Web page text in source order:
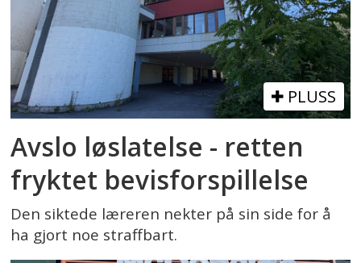
PLUSS
Avslo løslatelse - retten
fryktet bevisforspillelse
Den siktede læreren nekter på sin side for å
ha gjort noe straffbart.